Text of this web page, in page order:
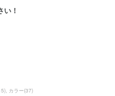
い！
) カラー(37)